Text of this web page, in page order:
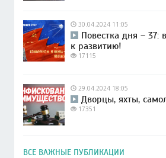
30.04.2024 11:05
Повестка дня – 37:
к развитию!
17115
29.04.2024 18:05
Дворцы, яхты,
17351
ВСЕ ВАЖНЫЕ ПУБЛИКАЦИИ